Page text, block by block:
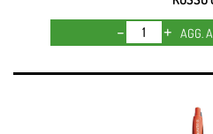
AGG.